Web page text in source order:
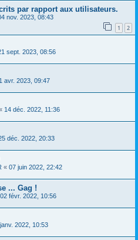
par rapport aux utilisateurs.
nov. 2023, 08:43
1 2
sept. 2023, 08:56
avr. 2023, 09:47
14 déc. 2022, 11:36
déc. 2022, 20:33
« 07 juin 2022, 22:42
... Gag !
02 févr. 2022, 10:56
2022, 10:53